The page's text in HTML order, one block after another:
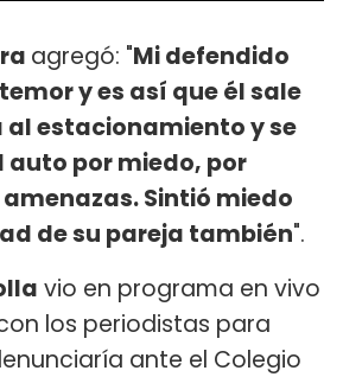
agregó: "Mi defendido
y es así que él sale
al estacionamiento y se
auto por miedo, por
Sintió miedo
de su pareja también".
vio en programa en vivo
los periodistas para
ante el Colegio